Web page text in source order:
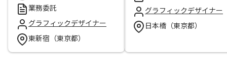
業務委託
グラフィックデザイナー
東新宿（東京都）
グラフィックデザイナー
日本橋（東京都）